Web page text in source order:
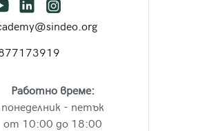
Работно време:
понеделник - петък
от 10:00 до 18:00